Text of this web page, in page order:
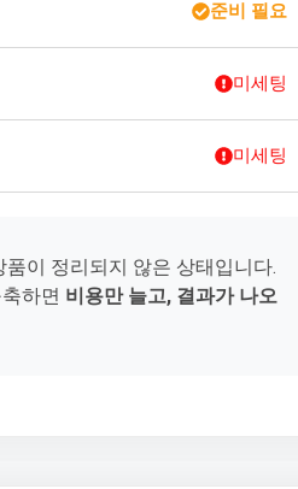
준비 필요
미세팅
미세팅
이 정리되지 않은 상태입니다.
하면 비용만 늘고, 결과가 나오